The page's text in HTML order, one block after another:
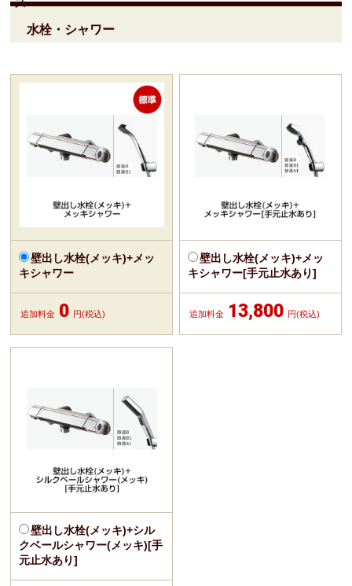
水栓・シャワー
壁出し水栓(メッキ)+メッ
キシャワー
追加料金 0 円(税込)
壁出し水栓(メッキ)+メッ
キシャワー[手元止水あり]
追加料金 13,800 円(税込)
壁出し水栓(メッキ)+シル
クベールシャワー(メッキ)[手
元止水あり]